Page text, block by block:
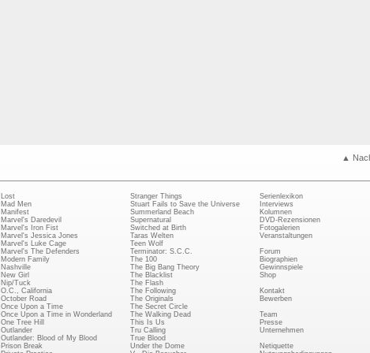
▲
Lost
Mad Men
Manifest
Marvel's Daredevil
Marvel's Iron Fist
Marvel's Jessica Jones
Marvel's Luke Cage
Marvel's The Defenders
Modern Family
Nashville
New Girl
Nip/Tuck
O.C., California
October Road
Once Upon a Time
Once Upon a Time in Wonderland
One Tree Hill
Outlander
Outlander: Blood of My Blood
Prison Break
Stranger Things
Stuart Fails to Save the Universe
Summerland Beach
Supernatural
Switched at Birth
Taras Welten
Teen Wolf
Terminator: S.C.C.
The 100
The Big Bang Theory
The Blacklist
The Flash
The Following
The Originals
The Secret Circle
The Walking Dead
This Is Us
Tru Calling
True Blood
Under the Dome
Serienlexikon
Interviews
Kolumnen
DVD-Rezensionen
Fotogalerien
Veranstaltungen
Forum
Biographien
Gewinnspiele
Shop
Kontakt
Bewerben
Team
Presse
Unternehmen
Netiquette